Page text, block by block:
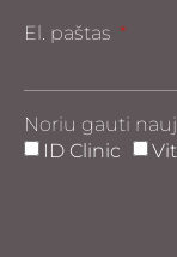
El. paštas
Noriu gauti
ID Clinic